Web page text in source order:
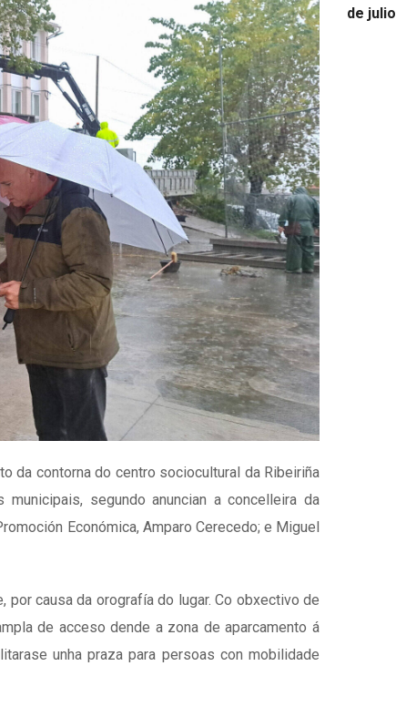
da contorna do centro sociocultural da Ribeiriña
segundo anuncian a concelleira da
Económica, Amparo Cerecedo; e Miguel
causa da orografía do lugar. Co obxectivo de
de acceso dende a zona de aparcamento á
unha praza para persoas con mobilidade
de julio